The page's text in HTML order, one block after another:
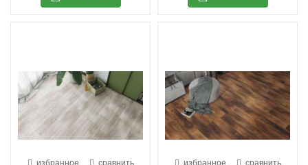
избранное сравнить избранное сравнить